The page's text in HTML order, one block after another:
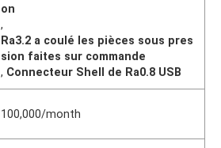
on
,
Ra3.2 a coulé les pièces sous pres
sion faites sur commande
, Connecteur Shell de Ra0.8 USB
100,000/month